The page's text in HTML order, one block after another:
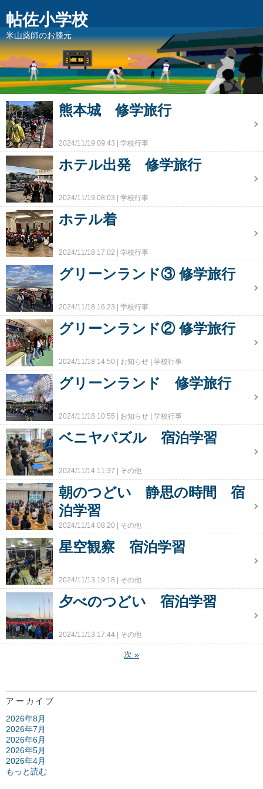
帖佐小学校
米山薬師のお膝元
熊本城 修学旅行
2024/11/19 09:43 学校行事
ホテル出発 修学旅行
2024/11/19 08:03 学校行事
ホテル着
2024/11/18 17:02 学校行事
グリーンランド③ 修学旅行
2024/11/18 16:23 学校行事
グリーンランド② 修学旅行
2024/11/18 14:50 お知らせ 学校行事
グリーンランド 修学旅行
2024/11/18 10:55 お知らせ 学校行事
ベニヤパズル 宿泊学習
2024/11/14 11:37 その他
朝のつどい 静思の時間 宿
泊学習
2024/11/14 08:20 その他
星空観察 宿泊学習
2024/11/13 19:18 その他
夕べのつどい 宿泊学習
2024/11/13 17:44 その他
次 »
アーカイブ
2026年8月
2026年7月
2026年6月
2026年5月
2026年4月
もっと読む